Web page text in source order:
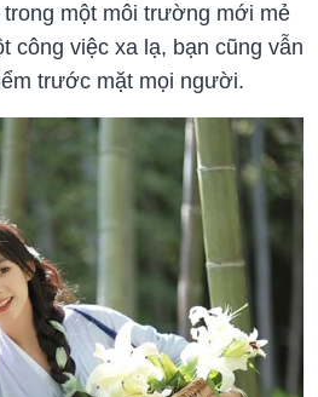
một môi trường mới mẻ
công việc xa lạ, bạn cũng vẫn
trước mặt mọi người.